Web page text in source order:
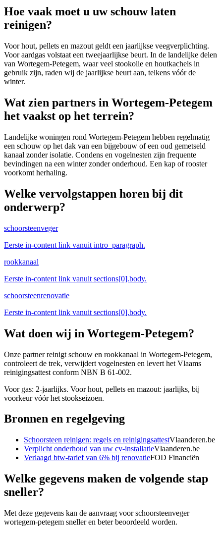
Hoe vaak moet u uw schouw laten
reinigen?
Voor hout, pellets en mazout geldt een jaarlijkse veegverplichting.
Voor aardgas volstaat een tweejaarlijkse beurt. In de landelijke delen
van Wortegem-Petegem, waar veel stookolie en houtkachels in
gebruik zijn, raden wij de jaarlijkse beurt aan, telkens vóór de
winter.
Wat zien partners in Wortegem-Petegem
het vaakst op het terrein?
Landelijke woningen rond Wortegem-Petegem hebben regelmatig
een schouw op het dak van een bijgebouw of een oud gemetseld
kanaal zonder isolatie. Condens en vogelnesten zijn frequente
bevindingen na een winter zonder onderhoud. Een kap of rooster
voorkomt herhaling.
Welke vervolgstappen horen bij dit
onderwerp?
schoorsteenveger
Eerste in-content link vanuit intro_paragraph.
rookkanaal
Eerste in-content link vanuit sections[0].body.
schoorsteenrenovatie
Eerste in-content link vanuit sections[0].body.
Wat doen wij in Wortegem-Petegem?
Onze partner reinigt schouw en rookkanaal in Wortegem-Petegem,
controleert de trek, verwijdert vogelnesten en levert het Vlaams
reinigingsattest conform NBN B 61-002.
Voor gas: 2-jaarlijks. Voor hout, pellets en mazout: jaarlijks, bij
voorkeur vóór het stookseizoen.
Bronnen en regelgeving
Schoorsteen reinigen: regels en reinigingsattestVlaanderen.be
Verplicht onderhoud van uw cv-installatieVlaanderen.be
Verlaagd btw-tarief van 6% bij renovatieFOD Financiën
Welke gegevens maken de volgende stap
sneller?
Met deze gegevens kan de aanvraag voorschoorsteenveger
wortegem-petegem sneller en beter beoordeeld worden.